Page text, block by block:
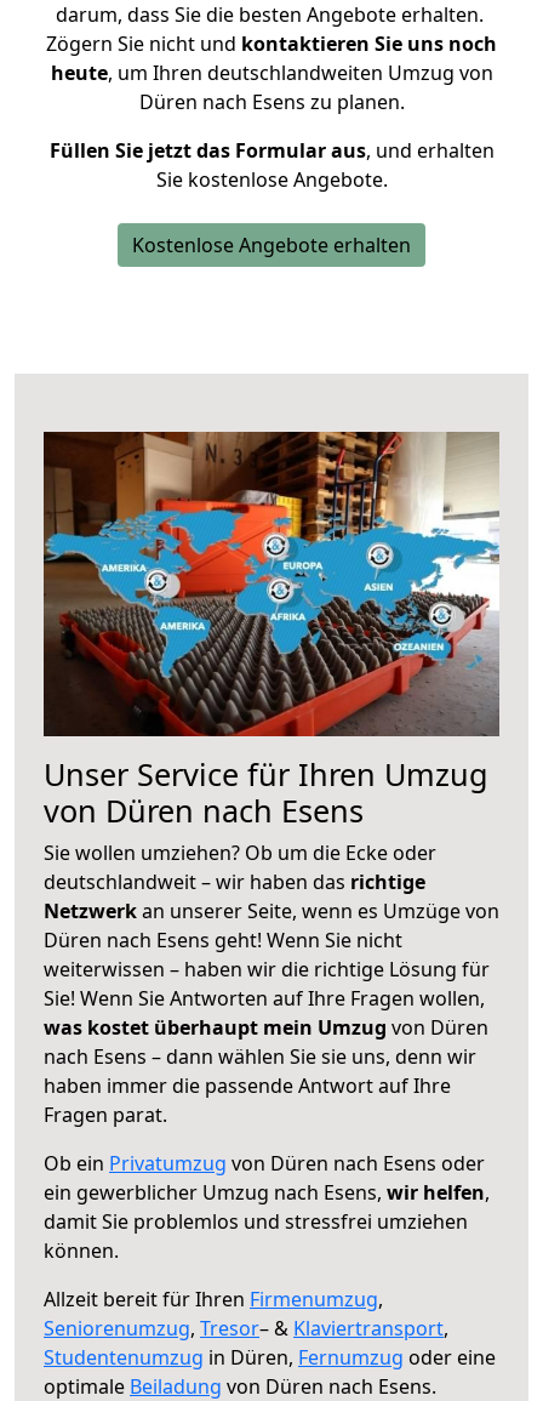
darum, dass Sie die besten Angebote erhalten.
Zögern Sie nicht und kontaktieren Sie uns noch
heute, um Ihren deutschlandweiten Umzug von
Düren nach Esens zu planen.
Füllen Sie jetzt das Formular aus, und erhalten
Sie kostenlose Angebote.
Kostenlose Angebote erhalten
Unser Service für Ihren Umzug
von Düren nach Esens
Sie wollen umziehen? Ob um die Ecke oder
deutschlandweit – wir haben das richtige
Netzwerkan unserer Seite, wenn es Umzüge von
Düren nach Esens geht! Wenn Sie nicht
weiterwissen – haben wir die richtige Lösung für
Sie! Wenn Sie Antworten auf Ihre Fragen wollen,
was kostet überhaupt mein Umzug von Düren
nach Esens – dann wählen Sie sie uns, denn wir
haben immer die passende Antwort auf Ihre
Fragen parat.
Ob ein Privatumzug von Düren nach Esens oder
ein gewerblicher Umzug nach Esens, wir helfen,
damit Sie problemlos und stressfrei umziehen
können.
Allzeit bereit für Ihren Firmenumzug,
Seniorenumzug, Tresor– & Klaviertransport,
Studentenumzug in Düren, Fernumzug oder eine
optimale Beiladung von Düren nach Esens.